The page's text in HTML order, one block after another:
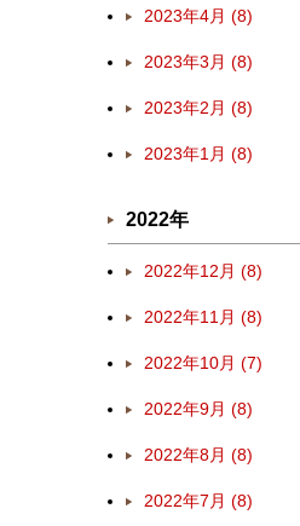
2023年4月 (8)
2023年3月 (8)
2023年2月 (8)
2023年1月 (8)
2022年
2022年12月 (8)
2022年11月 (8)
2022年10月 (7)
2022年9月 (8)
2022年8月 (8)
2022年7月 (8)